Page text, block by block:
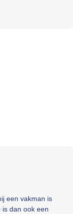
een vakman is
is dan ook een